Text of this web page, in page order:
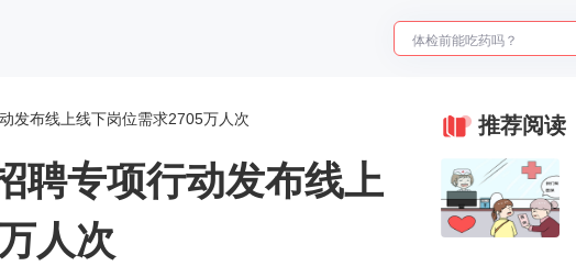
十大理由告诉你为什么要买
发布线上线下岗位需求2705万人次
聘专项行动发布线上
人次
推荐阅读